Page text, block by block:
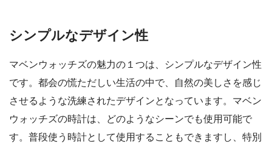
シンプルなデザイン性
マベンウォッチズの魅力の１つは、シンプルなデザイン性
です。都会の慌ただしい生活の中で、自然の美しさを感じ
させるような洗練されたデザインとなっています。マベン
ウォッチズの時計は、どのようなシーンでも使用可能で
す。普段使う時計として使用することもできますし、特別